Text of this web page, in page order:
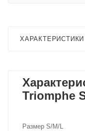
ХАРАКТЕРИСТИКИ
Triomphe
Размер S/M/L